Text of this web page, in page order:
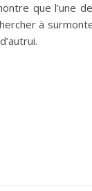
que l’une
à